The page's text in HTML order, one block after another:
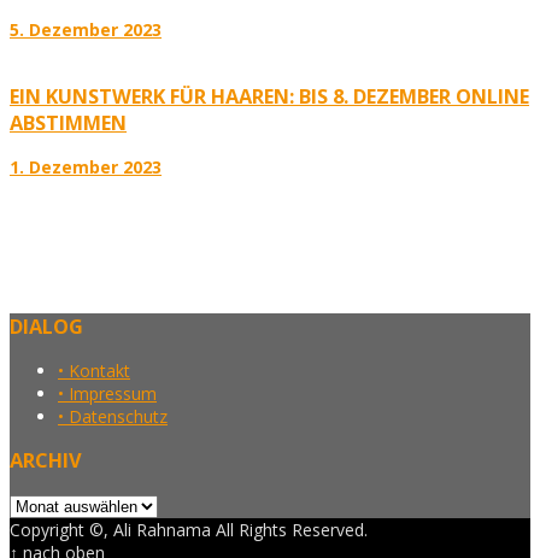
5. Dezember 2023
EIN KUNSTWERK FÜR HAAREN: BIS 8. DEZEMBER ONLINE
ABSTIMMEN
1. Dezember 2023
DIALOG
• Kontakt
• Impressum
• Datenschutz
ARCHIV
Archiv
Copyright ©, Ali Rahnama All Rights Reserved.
↑ nach oben